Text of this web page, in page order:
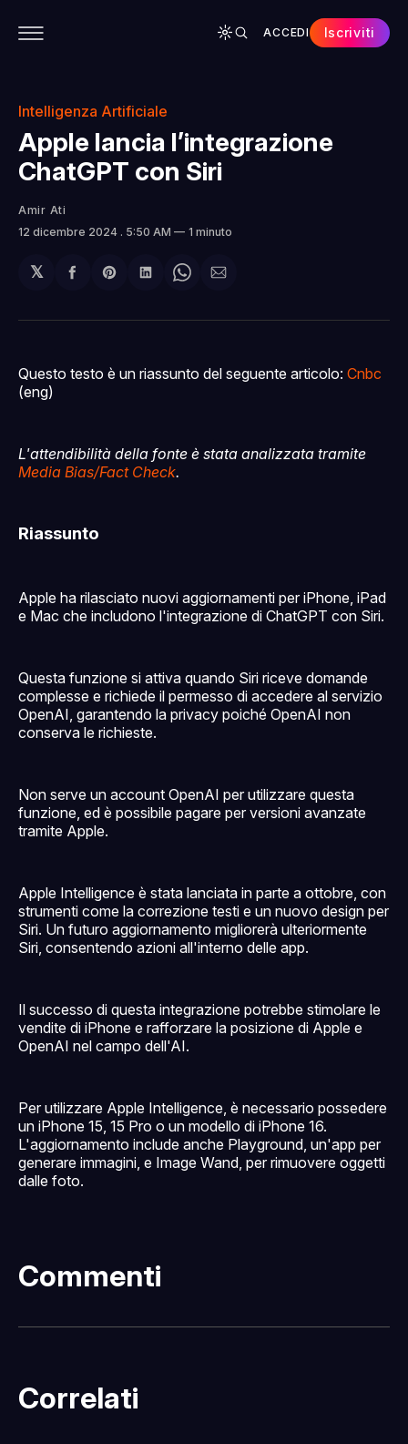
ACCEDI Iscriviti
Intelligenza Artificiale
Apple lancia l’integrazione
ChatGPT con Siri
Amir Ati
12 dicembre 2024 . 5:50 AM 1 minuto
𝕏
Condividi
Facebook
Share
Pinterest
Condividi
LinkedIn
Share
WhatsApp
Condividi
email
Questo testo è un riassunto del seguente articolo: Cnbc
(eng)
L'attendibilità della fonte è stata analizzata tramite
Media Bias/Fact Check.
Riassunto
Apple ha rilasciato nuovi aggiornamenti per iPhone, iPad
e Mac che includono l'integrazione di ChatGPT con Siri.
Questa funzione si attiva quando Siri riceve domande
complesse e richiede il permesso di accedere al servizio
OpenAI, garantendo la privacy poiché OpenAI non
conserva le richieste.
Non serve un account OpenAI per utilizzare questa
funzione, ed è possibile pagare per versioni avanzate
tramite Apple.
Apple Intelligence è stata lanciata in parte a ottobre, con
strumenti come la correzione testi e un nuovo design per
Siri. Un futuro aggiornamento migliorerà ulteriormente
Siri, consentendo azioni all'interno delle app.
Il successo di questa integrazione potrebbe stimolare le
vendite di iPhone e rafforzare la posizione di Apple e
OpenAI nel campo dell'AI.
Per utilizzare Apple Intelligence, è necessario possedere
un iPhone 15, 15 Pro o un modello di iPhone 16.
L'aggiornamento include anche Playground, un'app per
generare immagini, e Image Wand, per rimuovere oggetti
dalle foto.
Commenti
Correlati